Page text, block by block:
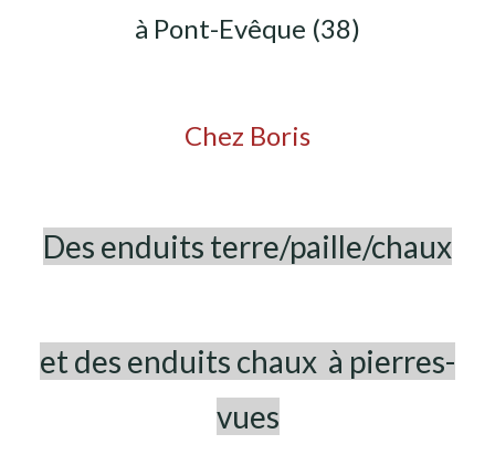
à Pont-Evêque (38)
Chez Boris
Des enduits terre/paille/chaux
et des enduits chaux à pierres-
vues